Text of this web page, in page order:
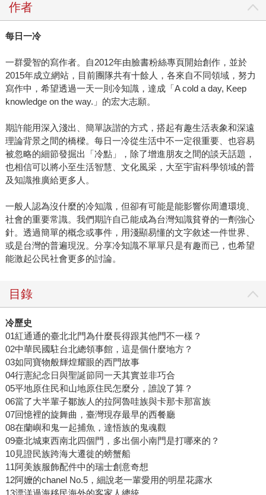
作者
每日一冷
一群愛智的寫作者。自2012年由臉書粉絲專頁開始創作，並於
2015年成立網站，目前團隊共有十餘人，各來自不同領域，努力
寫作中，希望透過一天一則冷知識，達成「A cold a day, Keep
knowledge on the way.」的宏大志願。
期許能用深入淺出、簡單詼諧的方式，搭起有趣生活表象和深遠
理論背景之間的橋樑。每日一冷從生活中不一定很重要、也容易
被忽略的細節發掘出「冷點」，除了增進朋友之間的談天話題，
也相信可以將小至生活智慧、文化風采，大至宇宙科學領域的普
及知識推廣給更多人。
一般人認為沒什麼的冷知識，但卻有可能是能影響你周遭環境、
社會的重要常識。我們期許自己能成為台灣知識貧脊的一劑強心
針。透過簡單的概念或事件，用淺顯易懂的文字敘述一件世界、
或是台灣的普遍現況。分享冷知識不單單只是有趣而已，也希望
能激起公民社會更多的討論。
目錄
冷歷史
01紅通通的臺北北門為什麼長得跟其他門不一樣？
02中華民國駐台北總領事館，這是個什麼地方？
03如同寶物般輝煌耀眼的西門故事
04行憲紀念日與聖誕節同一天其實並非巧合
05平地原住民和山地原住民怎麼分，誰說了算？
06當了大半輩子鄒族人的拉阿魯哇族與卡那卡那富族
07回憶裡的旋舞曲，臺灣現存最早的西餐廳
08在蘭嶼和鬼一起捕魚，達悟族的鬼魂觀
09臺北城東西南北四個門，多出個小南門是打哪來的？
10見證民族跨海大遷徙的螃蟹船
11阿美族服飾配件中的瑞士創意奇想
12阿嬤的chanel No.5，細說老一輩愛用的明星花露水
13漂洋過海移民海外的客家人總統